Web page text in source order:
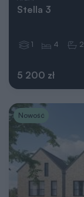
Stella 3
5 200 zł
1 4 2
Nowość